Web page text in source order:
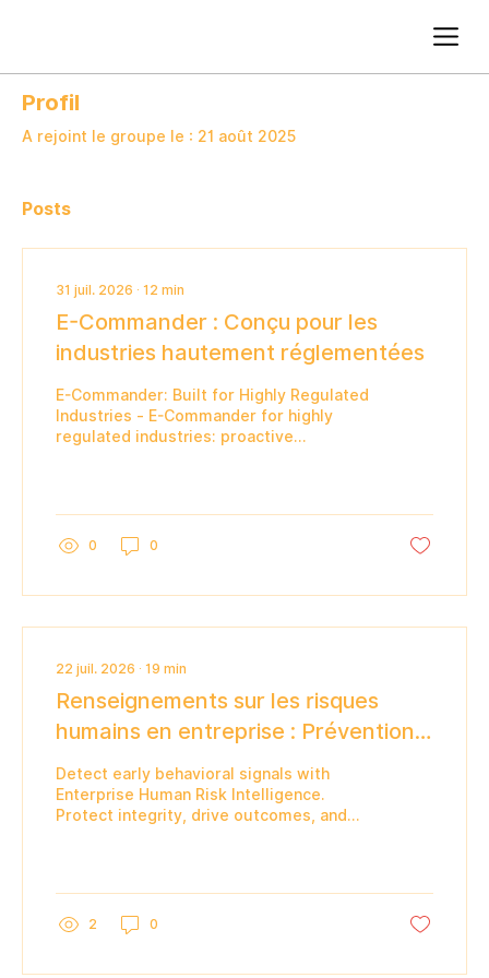
Profil
A rejoint le groupe le : 21 août 2025
Posts
31 juil. 2026 ∙ 12 min
E-Commander : Conçu pour les
industries hautement réglementées
E-Commander: Built for Highly Regulated
Industries - E-Commander for highly
regulated industries: proactive
0 0
22 juil. 2026 ∙ 19 min
Renseignements sur les risques
humains en entreprise : Prévention
proactive
Detect early behavioral signals with
Enterprise Human Risk Intelligence.
Protect integrity, drive outcomes, and
2 0